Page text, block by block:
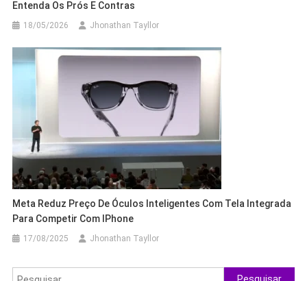
Entenda Os Prós E Contras
18/05/2026 Jhonathan Tayllor
Meta Reduz Preço De Óculos Inteligentes Com Tela Integrada
Para Competir Com IPhone
17/08/2025 Jhonathan Tayllor
Pesquisar